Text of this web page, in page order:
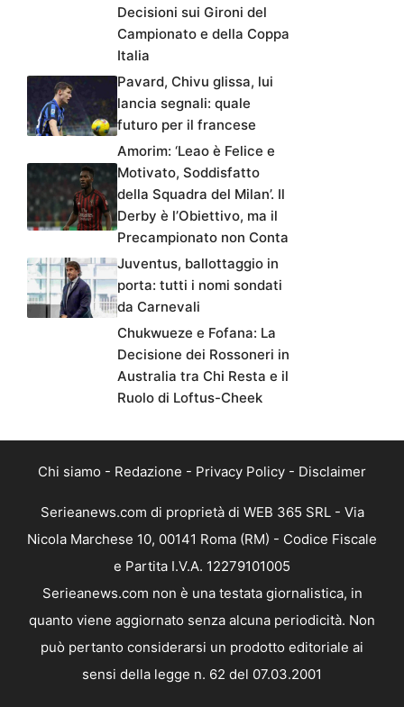
Decisioni sui Gironi del
Campionato e della Coppa
Italia
Pavard, Chivu glissa, lui
lancia segnali: quale
futuro per il francese
Amorim: ‘Leao è Felice e
Motivato, Soddisfatto
della Squadra del Milan’. Il
Derby è l’Obiettivo, ma il
Precampionato non Conta
Juventus, ballottaggio in
porta: tutti i nomi sondati
da Carnevali
Chukwueze e Fofana: La
Decisione dei Rossoneri in
Australia tra Chi Resta e il
Ruolo di Loftus-Cheek
Chi siamo - Redazione - Privacy Policy - Disclaimer
Serieanews.com di proprietà di WEB 365 SRL - Via
Nicola Marchese 10, 00141 Roma (RM) - Codice Fiscale
e Partita I.V.A. 12279101005
Serieanews.com non è una testata giornalistica, in
quanto viene aggiornato senza alcuna periodicità. Non
può pertanto considerarsi un prodotto editoriale ai
sensi della legge n. 62 del 07.03.2001